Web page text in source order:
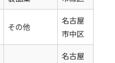
その他
名古屋
市中区
名古屋